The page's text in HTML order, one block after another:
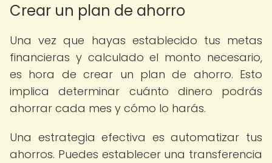
Crear un plan de ahorro
Una vez que hayas establecido tus metas
financieras y calculado el monto necesario,
es hora de crear un plan de ahorro. Esto
implica determinar cuánto dinero podrás
ahorrar cada mes y cómo lo harás.
Una estrategia efectiva es automatizar tus
ahorros. Puedes establecer una transferencia